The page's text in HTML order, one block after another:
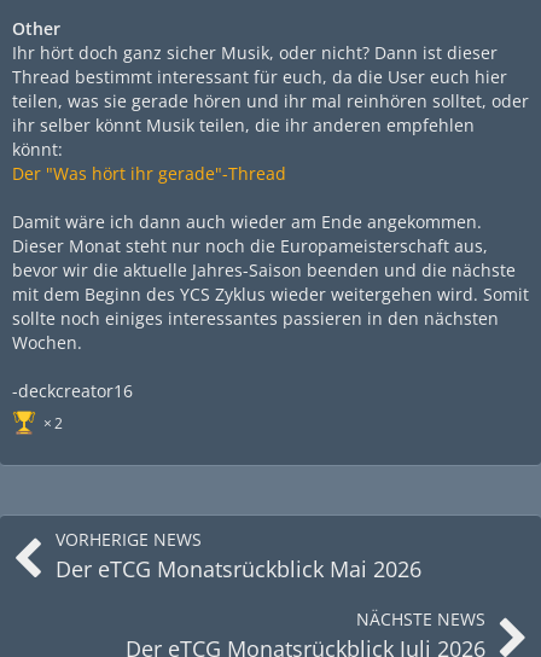
Other
Ihr hört doch ganz sicher Musik, oder nicht? Dann ist dieser
Thread bestimmt interessant für euch, da die User euch hier
teilen, was sie gerade hören und ihr mal reinhören solltet, oder
ihr selber könnt Musik teilen, die ihr anderen empfehlen
könnt:
Der "Was hört ihr gerade"-Thread
Damit wäre ich dann auch wieder am Ende angekommen.
Dieser Monat steht nur noch die Europameisterschaft aus,
bevor wir die aktuelle Jahres-Saison beenden und die nächste
mit dem Beginn des YCS Zyklus wieder weitergehen wird. Somit
sollte noch einiges interessantes passieren in den nächsten
Wochen.
-deckcreator16
2
VORHERIGE NEWS
Der eTCG Monatsrückblick Mai 2026
NÄCHSTE NEWS
Der eTCG Monatsrückblick Juli 2026